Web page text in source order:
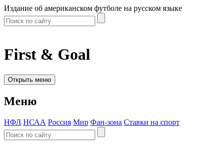
Издание об американском футболе на русском языке
First & Goal
Открыть меню
Меню
НФЛ НСАА Россия Мир Фан-зона Ставки на спорт